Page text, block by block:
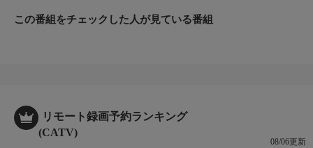
この番組をチェックした人が見ている番組
リモート録画予約ランキング
(CATV)
08/06更新